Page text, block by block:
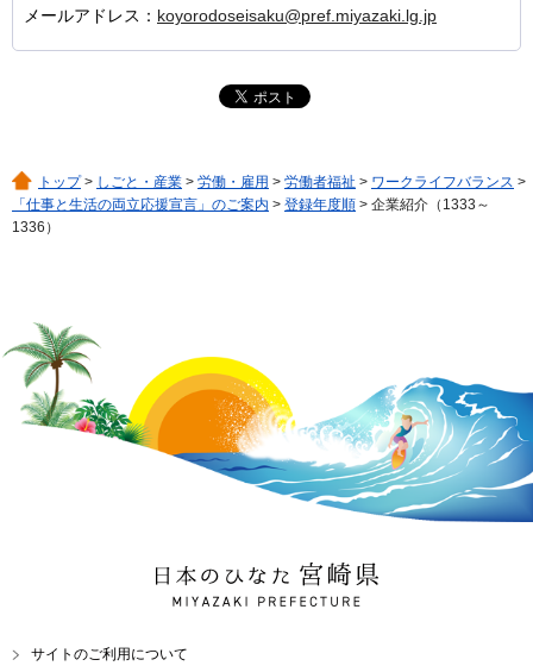
メールアドレス： koyorodoseisaku@pref.miyazaki.lg.jp
トップ> しごと・産業 > 労働・雇用 > 労働者福祉 > ワークライフバランス >
「仕事と生活の両立応援宣言」のご案内 > 登録年度順 > 企業紹介（1333～
1336）
日本のひなた 宮崎県
MIYAZAKI PREFECTURE
サイトのご利用について